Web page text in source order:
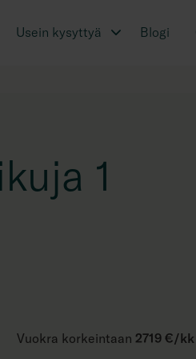
Usein kysyttyä Blogi
1
Vuokra korkeintaan 2719 €/kk